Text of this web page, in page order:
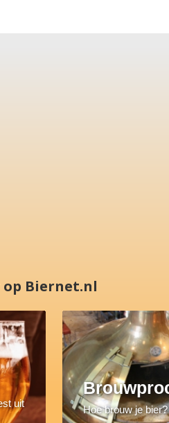
op Biernet.nl
uit
Hoe brouw je bier?